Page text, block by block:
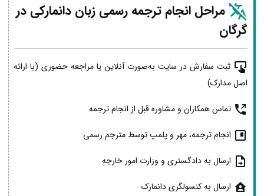
مراحل انجام ترجمه رسمی زبان دانمارکی در
گرگان
ثبت سفارش در سایت به‌صورت آنلاین یا مراجعه حضوری (با ارائه
اصل مدارک)
تماس همکاران و مشاوره قبل از انجام ترجمه
انجام ترجمه، مهر و پلمپ توسط مترجم رسمی
ارسال به دادگستری و وزارت امور خارجه
ارسال به کنسولگری دانمارک